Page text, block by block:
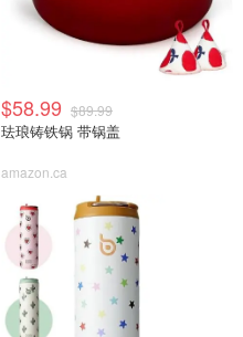
$58.99 $89.99
珐琅铸铁锅 带锅盖
amazon.ca